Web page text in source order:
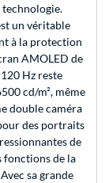
technologie.
un véritable
à la protection
AMOLED de
Hz reste
cd/m², même
double caméra
des portraits
de
fonctions de la
sa grande